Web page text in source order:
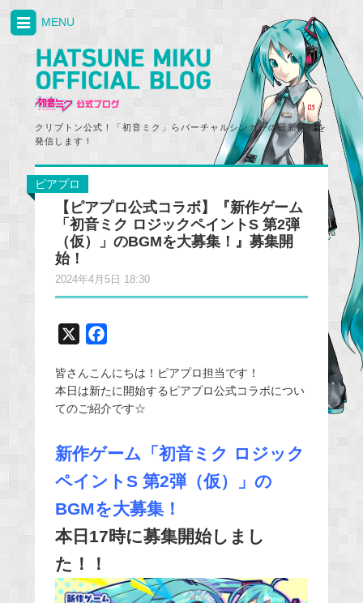
クリプトン公式！「初音ミク」らバーチャルシンガーの最新情報を
発信します！
MENU
ピアプロ
【ピアプロ公式コラボ】『新作ゲーム
「初音ミク ロジックペイントS 第2弾
（仮）」のBGMを大募集！』募集開
始！
2024年4月5日 18:30
c
e
b
k
皆さんこんにちは！ピアプロ担当です！
本日は新たに開始するピアプロ公式コラボについ
てのご紹介です☆
新作ゲーム「初音ミク ロジック
ペイントS 第2弾（仮）」の
BGMを大募集！
本日17時に募集開始しまし
た！！